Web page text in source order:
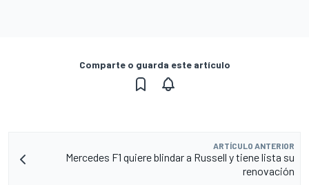
Comparte o guarda este artículo
ARTÍCULO ANTERIOR
Mercedes F1 quiere blindar a Russell y tiene lista su
renovación